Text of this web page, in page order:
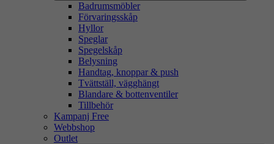
Badrumsmöbler
Förvaringsskåp
Hyllor
Speglar
Spegelskåp
Belysning
Handtag, knoppar & push
Tvättställ, vägghängt
Blandare & bottenventiler
Tillbehör
Kampanj Free
Webbshop
Outlet